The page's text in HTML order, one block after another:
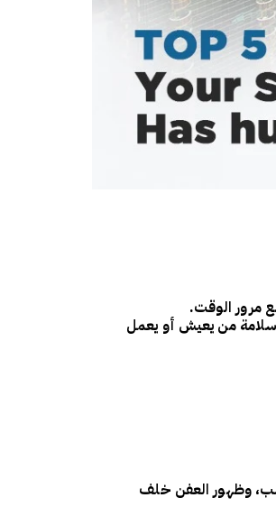
مرور الوقت.
من يعيش أو يعمل
وظهورالعفن خلف